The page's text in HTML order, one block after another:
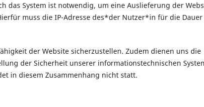
das System ist notwendig, um eine Auslieferung der
muss die IP-Adresse des*der Nutzer*in für die
der Website sicherzustellen. Zudem dienen uns die
der Sicherheit unserer informationstechnischen
in diesem Zusammenhang nicht statt.